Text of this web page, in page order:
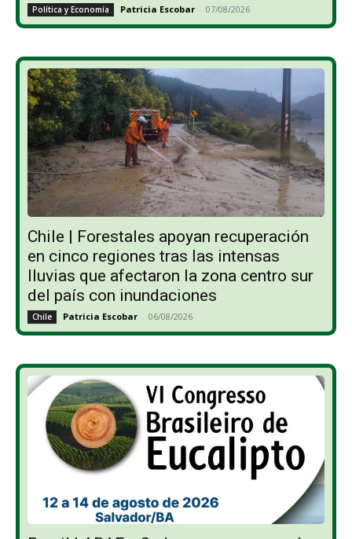
Política y Economía Patricia Escobar - 07/08/2026
Chile | Forestales apoyan recuperación
en cinco regiones tras las intensas
lluvias que afectaron la zona centro sur
del país con inundaciones
Chile Patricia Escobar - 06/08/2026